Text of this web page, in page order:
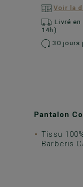
Voir la
Livré
14h)
30 jours
Pantalon
Tissu
Barberis